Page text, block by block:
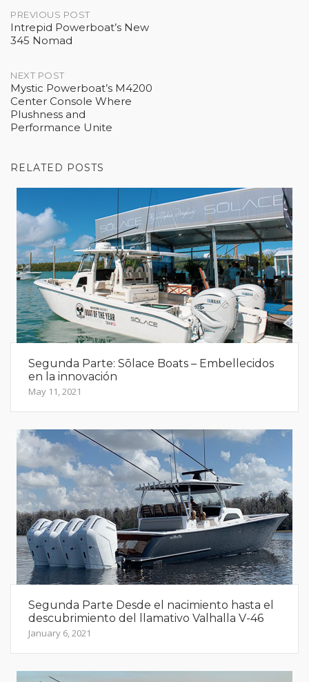
Post
navigation
PREVIOUS POST
Intrepid Powerboat’s New
345 Nomad
NEXT POST
Mystic Powerboat’s M4200
Center Console Where
Plushness and
Performance Unite
RELATED POSTS
Segunda Parte: Sōlace Boats – Embellecidos
en la innovación
May 11, 2021
Segunda Parte Desde el nacimiento hasta el
descubrimiento del llamativo Valhalla V-46
January 6, 2021